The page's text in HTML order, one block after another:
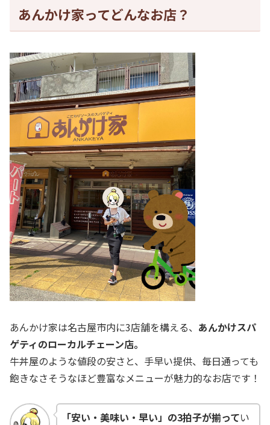
あんかけ家ってどんなお店？
あんかけ家は名古屋市内に3店舗を構える、 あんかけスパ
ゲティのローカルチェーン店。
牛丼屋のような値段の安さと、手早い提供、毎日通っても
飽きなさそうなほど豊富なメニューが魅力的なお店です！
「安い・美味い・早い」の3拍子が揃ってい